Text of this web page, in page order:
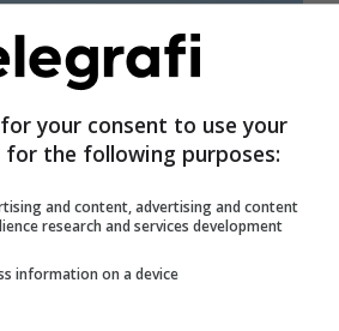
your consent to use your
for the following purposes:
and content, advertising and content
research and services development
information on a device